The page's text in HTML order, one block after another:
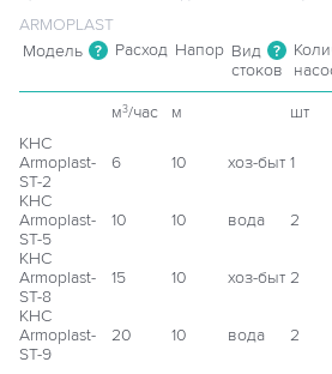
ARMOPLAST
Модель
? Расход Напор Вид ?
стоков
м3/час м шт
КНС
Armoplast-
ST-2
6 10 хоз-быт 1
КНС
Armoplast-
ST-5
10 10 вода 2
КНС
Armoplast-
ST-8
15 10 хоз-быт 2
КНС
Armoplast-
ST-9
20 10 вода 2